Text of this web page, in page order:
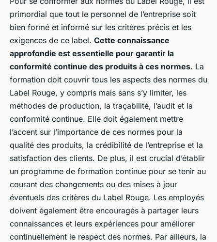
primordial que tout le personnel de l’entreprise soit
bien formé et informé sur les critères précis et les
exigences de ce label. Cette connaissance
approfondie est essentielle pour garantir la
conformité continue des produits à ces normes. La
formation doit couvrir tous les aspects des normes du
Label Rouge, y compris mais sans s’y limiter, les
méthodes de production, la traçabilité, l’audit et la
conformité continue. Elle doit également mettre
l’accent sur l’importance de ces normes pour la
qualité des produits, la crédibilité de l’entreprise et la
satisfaction des clients. De plus, il est crucial d’établir
un programme de formation continue pour se tenir au
courant des changements ou des mises à jour
éventuels des critères du Label Rouge. Les employés
doivent également être encouragés à partager leurs
connaissances et leurs expériences pour améliorer
continuellement le respect des normes. Par ailleurs, la